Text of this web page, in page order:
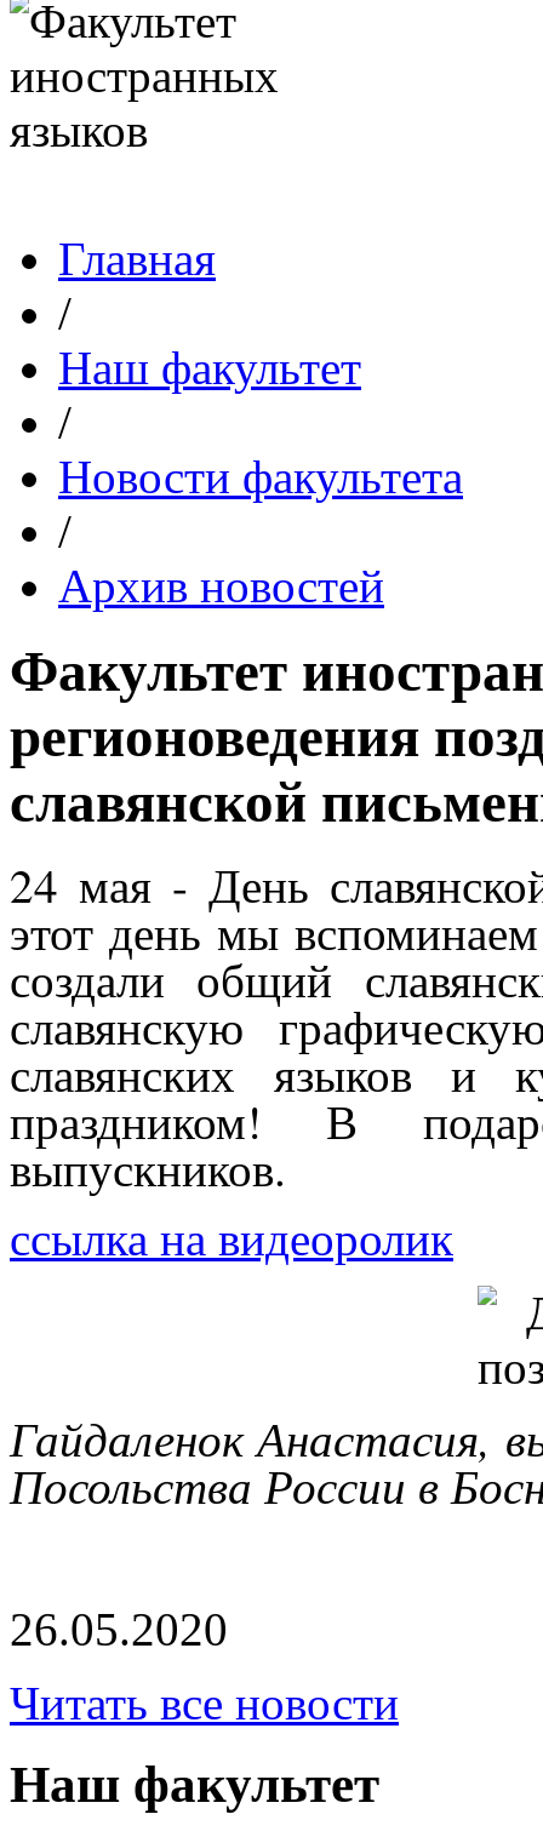
Главная
/
Наш факультет
/
Новости факультета
/
Архив новостей
Факультет
регионоведения
славянской
24 мая - День
этот день мы
создали общий
славянскую
славянских языков и
праздником! В
выпускников.
ссылка на видеоролик
Гайдаленок Анастасия,
Посольства России в
26.05.2020
Читать все новости
Наш факультет